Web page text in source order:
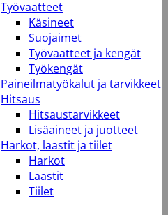
Työvaatteet
Käsineet
Suojaimet
Työvaatteet ja kengät
Työkengät
Paineilmatyökalut ja tarvikkeet
Hitsaus
Hitsaustarvikkeet
Lisäaineet ja juotteet
Harkot, laastit ja tiilet
Harkot
Laastit
Tiilet